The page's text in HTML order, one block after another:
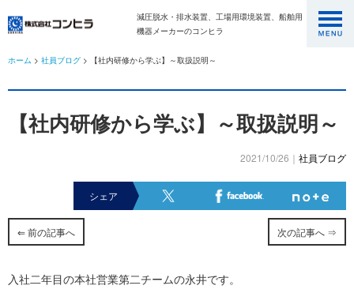
減圧脱水・排水装置、工場用環境装置、船舶用
機器メーカーのコンヒラ
ホーム > 社員ブログ > 【社内研修から学ぶ】～取扱説明～
【社内研修から学ぶ】～取扱説明～
2021/10/26｜ 社員ブログ
シェア
⇐ 前の記事へ 次の記事へ ⇒
入社二年目の本社営業第二チームの永井です。